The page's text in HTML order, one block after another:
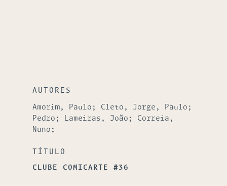
AUTORES
Amorim, Paulo; Cleto, Jorge, Paulo;
Pedro; Lameiras, João; Correia,
Nuno;
TÍTULO
CLUBE COMICARTE #36